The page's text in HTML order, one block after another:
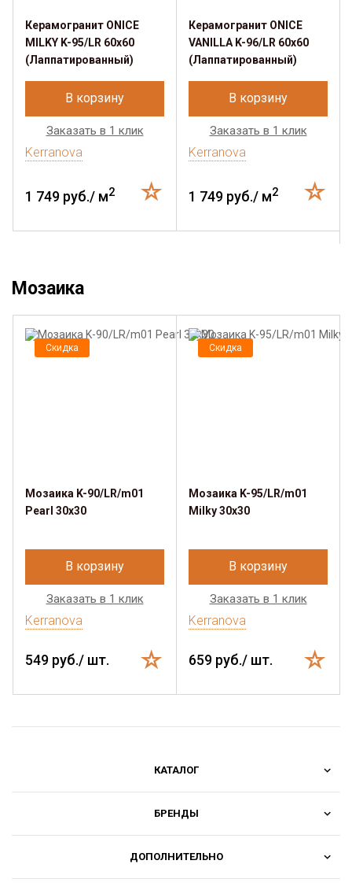
Керамогранит ONICE
MILKY K-95/LR 60x60
(Лаппатированный)
В корзину
Заказать в 1 клик
Kerranova
1 749 руб./ м2
Керамогранит ONICE
VANILLA K-96/LR 60x60
(Лаппатированный)
В корзину
Заказать в 1 клик
Kerranova
1 749 руб./ м2
Мозаика
Скидка
Мозаика K-90/LR/m01
Pearl 30x30
В корзину
Заказать в 1 клик
Kerranova
549 руб./ шт.
Скидка
Мозаика K-95/LR/m01
Milky 30x30
В корзину
Заказать в 1 клик
Kerranova
659 руб./ шт.
КАТАЛОГ
БРЕНДЫ
ДОПОЛНИТЕЛЬНО